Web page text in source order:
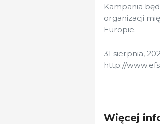
Kampania
organizacji
Europie.
31 sierpnia,
http://
Więcej